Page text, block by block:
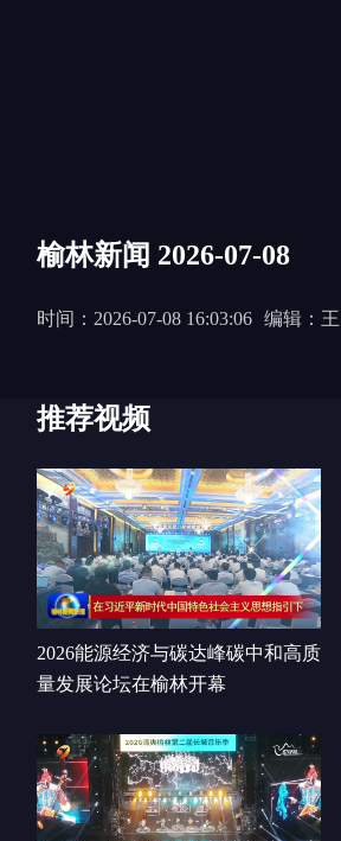
榆林新闻 2026-07-08
时间：2026-07-08 16:03:06 编辑：
推荐视频
2026能源经济与碳达峰碳中和高质
量发展论坛在榆林开幕